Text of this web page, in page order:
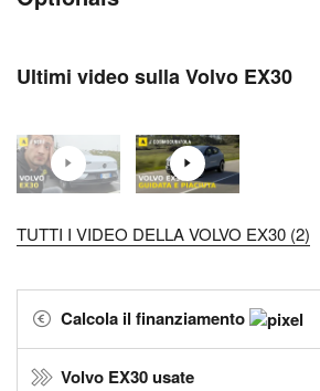
Ultimi video sulla Volvo EX30
TUTTI I VIDEO DELLA VOLVO EX30 (2)
Calcola il finanziamento
Volvo EX30 usate